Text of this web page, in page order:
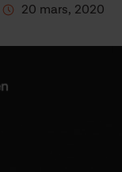
20 mars, 2020